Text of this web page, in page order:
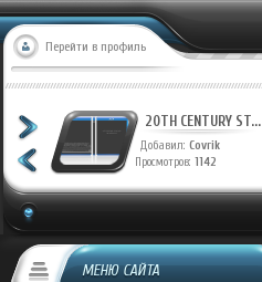
Перейти в профиль
20TH CENTURY ST...
Добавил: Covrik
Просмотров: 1142
МЕНЮ САЙТА